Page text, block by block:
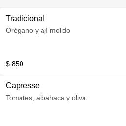
Tradicional
Orégano y ají molido
$ 850
Capresse
Tomates, albahaca y oliva.